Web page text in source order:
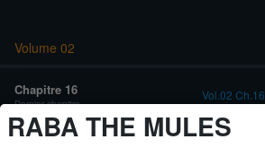
RABA THE MULES
Volume 02
Chapitre 16
Dernier chapitre
Vol.02 Ch.16
Chapitre 15 Vol.02 Ch.15